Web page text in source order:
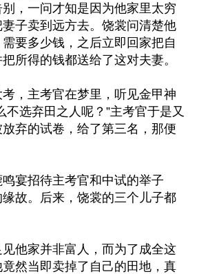
，一问才知是因为他家里太穷
子卖到远方去。饶裳问清楚他
要多少钱，之后立即回家把自
所得的钱都送给了这对夫妻。
，主考官在梦里，听见金甲神
不选弃田之人呢？”主考官于是又
弃的试卷，给了第三名，那便
宴招待主考官和中试的举子
故。后来，饶裳的三个儿子都
他家并非富人，而为了成全这
然当即卖掉了自己的田地，真